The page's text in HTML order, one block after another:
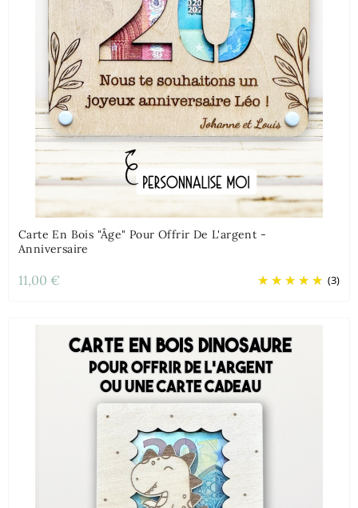
Carte En Bois "âge" Pour Offrir De L'argent -
Anniversaire
(3)
11,00 €